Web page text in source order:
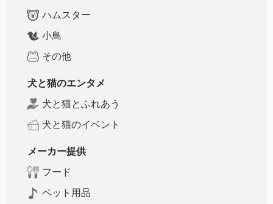
ハムスター
小鳥
その他
犬と猫のエンタメ
犬と猫とふれあう
犬と猫のイベント
メーカー提供
フード
ペット用品